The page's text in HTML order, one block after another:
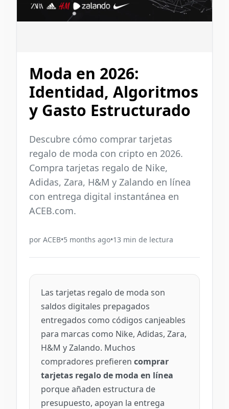
Moda en 2026:
Identidad, Algoritmos
y Gasto Estructurado
Descubre cómo comprar tarjetas
regalo de moda con cripto en 2026.
Compra tarjetas regalo de Nike,
Adidas, Zara, H&M y Zalando en línea
con entrega digital instantánea en
ACEB.com.
por ACEB•5 months ago•13 min de lectura
Las tarjetas regalo de moda son
saldos digitales prepagados
entregados como códigos canjeables
para marcas como Nike, Adidas, Zara,
H&M y Zalando. Muchos
compradores prefieren comprar
tarjetas regalo de moda en línea
porque añaden estructura de
presupuesto, apoyan la entrega